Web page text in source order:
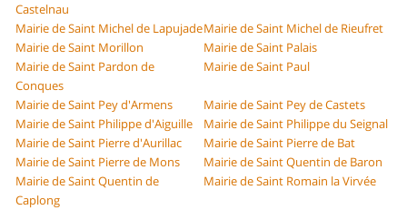
Castelnau
Mairie de Saint Michel de LapujadeMairie de Saint Michel de Rieufret
Mairie de Saint Morillon
Mairie de Saint Palais
Mairie de Saint Pardon de
Conques
Mairie de Saint Paul
Mairie de Saint Pey d'Armens
Mairie de Saint Pey de Castets
Mairie de Saint Philippe d'Aiguille
Mairie de Saint Philippe du Seignal
Mairie de Saint Pierre d'Aurillac
Mairie de Saint Pierre de Bat
Mairie de Saint Pierre de Mons
Mairie de Saint Quentin de Baron
Mairie de Saint Quentin de
Caplong
Mairie de Saint Romain la Virvée